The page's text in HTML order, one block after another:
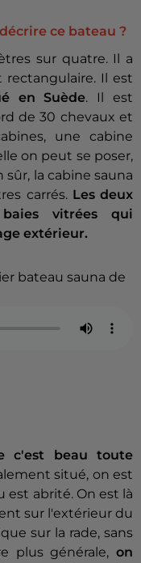
ce bateau ?
sur quatre. Il a
Il est
en Suède. Il est
de 30 chevaux et
une cabine
on peut se poser,
sûr, la cabine sauna
carrés. Les deux
vitrées qui
extérieur.
bateau sauna de
c'est beau toute
situé, on est
est abrité. On est là
sur l'extérieur du
sur la rade, sans
plus générale, on